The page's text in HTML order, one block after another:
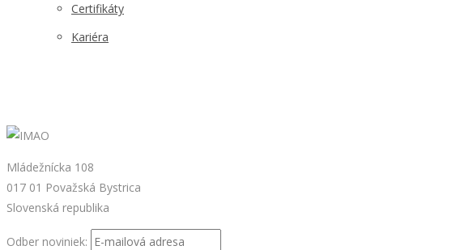
Certifikáty
Kariéra
Mládežnícka 108
017 01 Považská Bystrica
Slovenská republika
Odber noviniek: